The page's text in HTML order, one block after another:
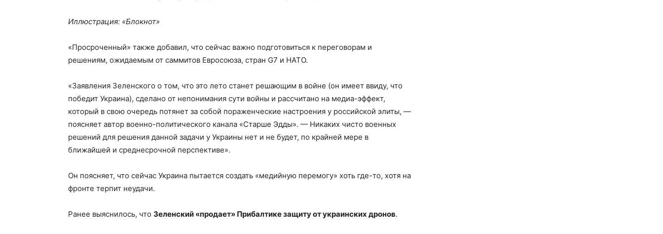
Иллюстрация: «Блокнот»
«Просроченный» также добавил, что сейчас важно подготовиться к переговорам и
решениям, ожидаемым от саммитов Евросоюза, стран G7 и НАТО.
«Заявления Зеленского о том, что это лето станет решающим в войне (он имеет ввиду, что
победит Украина), сделано от непонимания сути войны и рассчитано на медиа-эффект,
который в свою очередь потянет за собой пораженческие настроения у российской элиты, —
поясняет автор военно-политического канала «Старше Эдды». — Никаких чисто военных
решений для решения данной задачи у Украины нет и не будет, по крайней мере в
ближайшей и среднесрочной перспективе».
Он поясняет, что сейчас Украина пытается создать «медийную перемогу» хоть где-то, хотя на
фронте терпит неудачи.
Ранее выяснилось, что Зеленский «продает» Прибалтике защиту от украинских дронов.